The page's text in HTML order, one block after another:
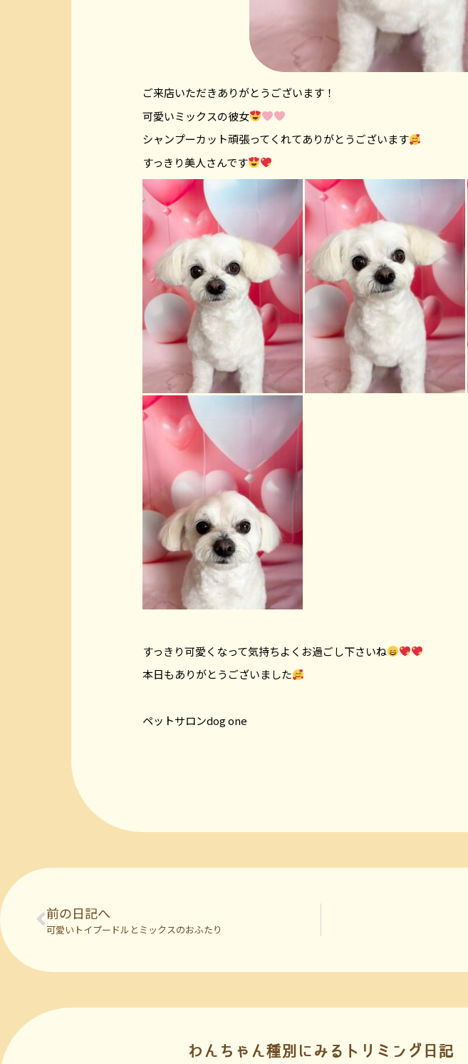
ご来店いただきありがとうございます！
可愛いミックスの彼女
シャンプーカット頑張ってくれてありがとうございます
すっきり美人さんです
すっきり可愛くなって気持ちよくお過ごし下さいね
本日もありがとうございました
ペットサロンdog one
前の日記へ
可愛いトイプードルとミックスのおふたり
わんちゃん種別にみるトリミング日記